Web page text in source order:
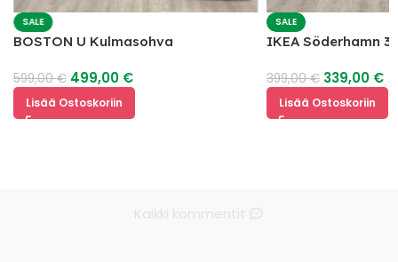
SALE
BOSTON U Kulmasohva
599,00€ 499,00 €
Lisää Ostoskoriin
SALE
IKEA Söderhamn
399,00€ 339,00 €
Lisää Ostoskoriin